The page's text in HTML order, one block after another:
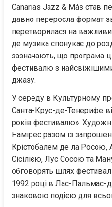
Canarias Jazz & Más став
давно переросла формат
перетворилася на
де музика спонукає до
зазначають, що програма
фестивалю з
джазу.
У середу в Культурному
Санта-Крус-де-Тенерифе
років фестивалю».
Рамірес разом із
Крістобалем де ла Росою,
Сісілією, Лус Сосою та
обговорять шлях
1992 році в Лас-Пальмас-
знаковою подією для